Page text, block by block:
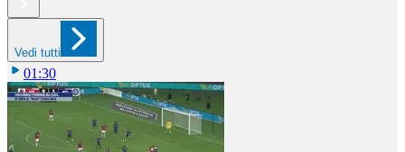
Vedi tutti
01:30